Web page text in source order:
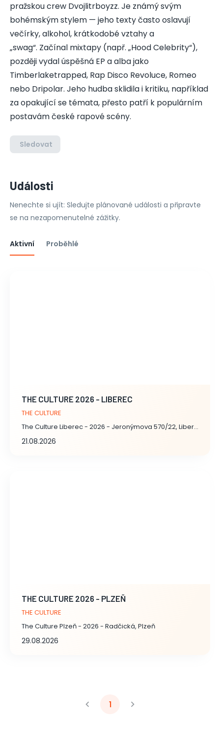
pražskou crew Dvojlitrboyzz. Je známý svým
bohémským stylem — jeho texty často oslavují
večírky, alkohol, krátkodobé vztahy a
„swag“. Začínal mixtapy (např. „Hood Celebrity“),
později vydal úspěšná EP a alba jako
Timberlaketrapped, Rap Disco Revoluce, Romeo
nebo Dripolar. Jeho hudba sklidila i kritiku, například
za opakující se témata, přesto patří k populárním
postavám české rapové scény.
Sledovat
Události
Nenechte si ujít: Sledujte plánované události a připravte
se na nezapomenutelné zážitky.
Aktivní Proběhlé
THE CULTURE 2026 - LIBEREC
THE CULTURE
The Culture Liberec - 2026 - Jeronýmova 570/22, Liberec
21.08.2026
THE CULTURE 2026 - PLZEŇ
THE CULTURE
The Culture Plzeň - 2026 - Radčická, Plzeň
29.08.2026
1